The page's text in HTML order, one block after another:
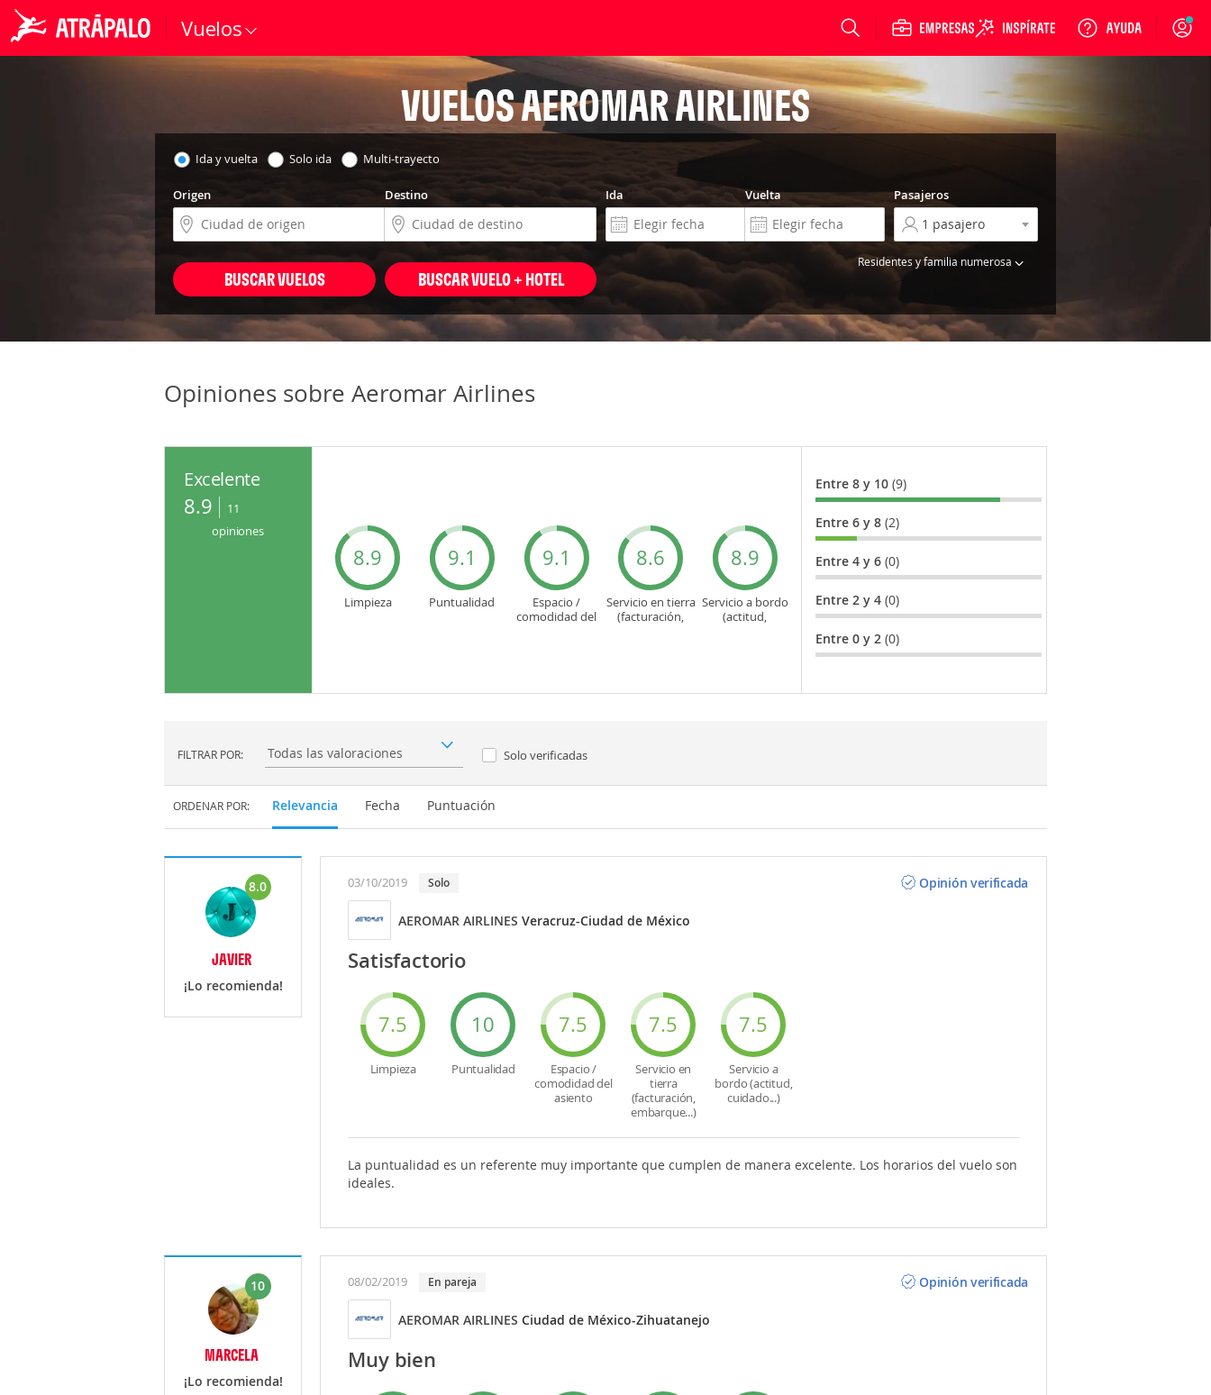
Vuelos Login
VUELOS AEROMAR AIRLINES
Ida y vuelta Solo ida Multi-trayecto
Origen Destino Ida Vuelta Pasajeros
Residentes y familia numerosa
BUSCAR VUELOS BUSCAR VUELO + HOTEL
Opiniones sobre Aeromar Airlines
Excelente
8.9
11
opiniones
8.9
Limpieza
9.1
Puntualidad
9.1
Espacio /
comodidad del
8.6
Servicio en tierra
(facturación,
8.9
Servicio a bordo
(actitud,
Entre 8 y 10(9)
Entre 6 y 8(2)
Entre 4 y 6(0)
Entre 2 y 4(0)
Entre 0 y 2(0)
FILTRAR POR: Filtrar por: Solo verificadas
ORDENAR POR: Relevancia Fecha Puntuación
8.0
JAVIER
¡Lo recomienda!
03/10/2019 solo Opinión verificada
AEROMAR AIRLINESVeracruz-Ciudad de México
Satisfactorio
7.5
Limpieza
10
Puntualidad
7.5
Espacio /
comodidad del
asiento
7.5
Servicio en
tierra
(facturación,
embarque...)
7.5
Servicio a
bordo (actitud,
cuidado...)
La puntualidad es un referente muy importante que cumplen de manera excelente. Los horarios del vuelo son
ideales.
10
MARCELA
¡Lo recomienda!
08/02/2019 en pareja Opinión verificada
AEROMAR AIRLINESCiudad de México-Zihuatanejo
Muy bien